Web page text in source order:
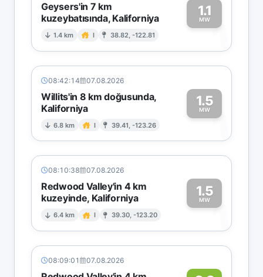
Geysers'in 7 km
kuzeybatısında, Kaliforniya
1.4 km I 38.82, -122.81
1.1
MW1
08:42:14 07.08.2026
Willits'in 8 km doğusunda,
Kaliforniya
6.8 km I 39.41, -123.26
1.5
MW1
08:10:38 07.08.2026
Redwood Valley'in 4 km
kuzeyinde, Kaliforniya
6.4 km I 39.30, -123.20
1.5
MW1
08:09:01 07.08.2026